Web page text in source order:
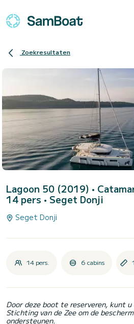
Zoekresultaten
Lagoon 50 (2019) •
14 pers • Seget Donji
Seget Donji
14 pers. 6 cabins
Door deze boot te reserveren, kunt
Stichting van de Zee om de
ondersteunen.